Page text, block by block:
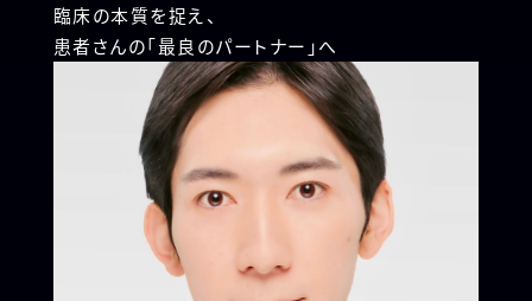
臨床の本質を捉え、
患者さんの「最良のパートナー」へ